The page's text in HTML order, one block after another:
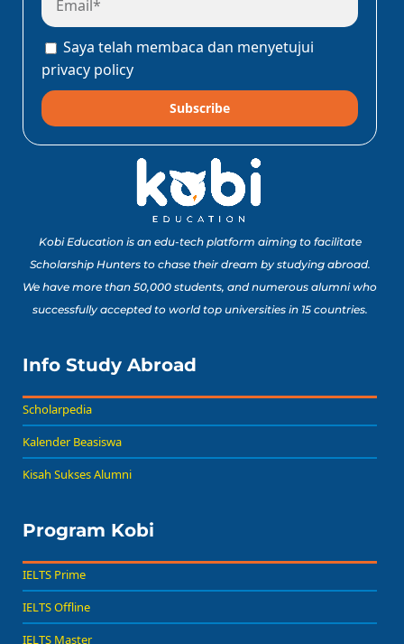
Saya telah membaca dan menyetujui
privacy policy
Subscribe
Kobi Education is an edu-tech platform aiming to facilitate
Scholarship Hunters to chase their dream by studying abroad.
We have more than 50,000 students, and numerous alumni who
successfully accepted to world top universities in 15 countries.
Info Study Abroad
Scholarpedia
Kalender Beasiswa
Kisah Sukses Alumni
Program Kobi
IELTS Prime
IELTS Offline
IELTS Master